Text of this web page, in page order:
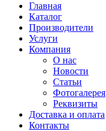
Главная
Каталог
Производители
Услуги
Компания
О нас
Новости
Статьи
Фотогалерея
Реквизиты
Доставка и оплата
Контакты